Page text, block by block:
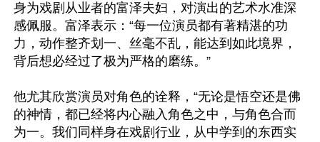
身为戏剧从业者的富泽夫妇，对演出的艺术水准深
感佩服。富泽表示：“每一位演员都有著精湛的功
力，动作整齐划一、丝毫不乱，能达到如此境界，
背后想必经过了极为严格的磨练。”
他尤其欣赏演员对角色的诠释，“无论是悟空还是佛
的神情，都已经将内心融入角色之中，与角色合而
为一。我们同样身在戏剧行业，从中学到的东西实